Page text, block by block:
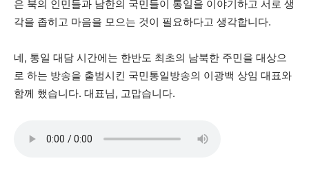
은 북의 인민들과 남한의 국민들이 통일을 이야기하고 서로 생
각을 좁히고 마음을 모으는 것이 필요하다고 생각합니다.
네, 통일 대담 시간에는 한반도 최초의 남북한 주민을 대상으
로 하는 방송을 출범시킨 국민통일방송의 이광백 상임 대표와
함께 했습니다. 대표님, 고맙습니다.